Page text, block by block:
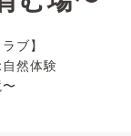
ブ】
然体験